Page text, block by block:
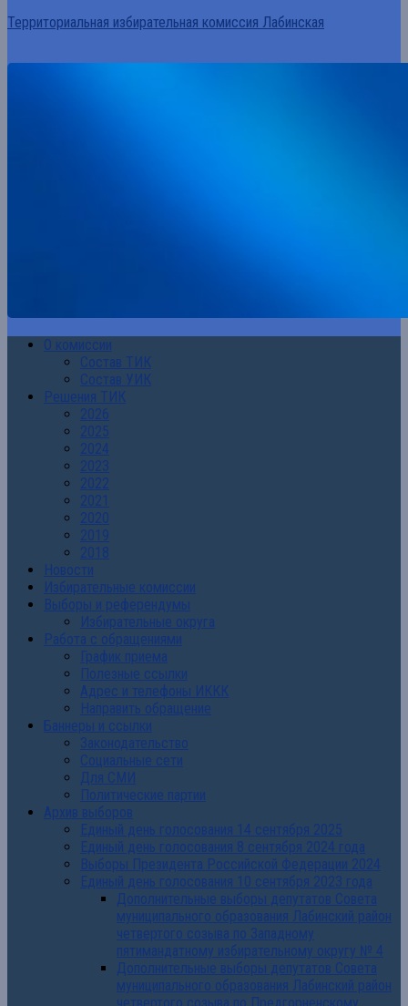
Территориальная избирательная комиссия Лабинская
О комиссии
Состав ТИК
Состав УИК
Решения ТИК
2026
2025
2024
2023
2022
2021
2020
2019
2018
Новости
Избирательные комиссии
Выборы и референдумы
Избирательные округа
Работа с обращениями
График приема
Полезные ссылки
Адрес и телефоны ИККК
Направить обращение
Баннеры и ссылки
Законодательство
Социальные сети
Для СМИ
Политические партии
Архив выборов
Единый день голосования 14 сентября 2025
Единый день голосования 8 сентября 2024 года
Выборы Президента Российской Федерации 2024
Единый день голосования 10 сентября 2023 года
Дополнительные выборы депутатов Совета
муниципального образования Лабинский район
четвертого созыва по Западному
пятимандатному избирательному округу № 4
Дополнительные выборы депутатов Совета
муниципального образования Лабинский район